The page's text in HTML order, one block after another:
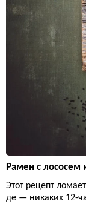
Рамен с лососем
Этот рецепт
де — никаких 12-